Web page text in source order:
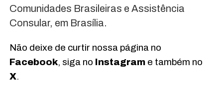
Comunidades Brasileiras e Assistência
Consular, em Brasília.
Não deixe de curtir nossa página no
Facebook, siga no Instagrame também no
X.